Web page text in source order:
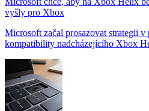
vyšly pro Xbox
Microsoft začal prosazovat strategii
kompatibility nadcházejícího Xbox